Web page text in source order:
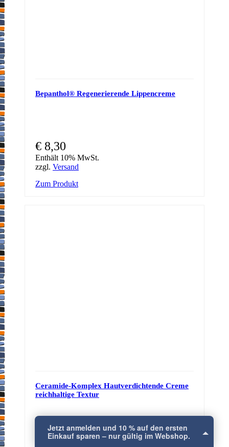
Bepanthol® Regenerierende Lippencreme
€ 8,30
Enthält 10% MwSt.
zzgl. Versand
Zum Produkt
Ceramide-Komplex Hautverdichtende Creme
reichhaltige Textur
28,00